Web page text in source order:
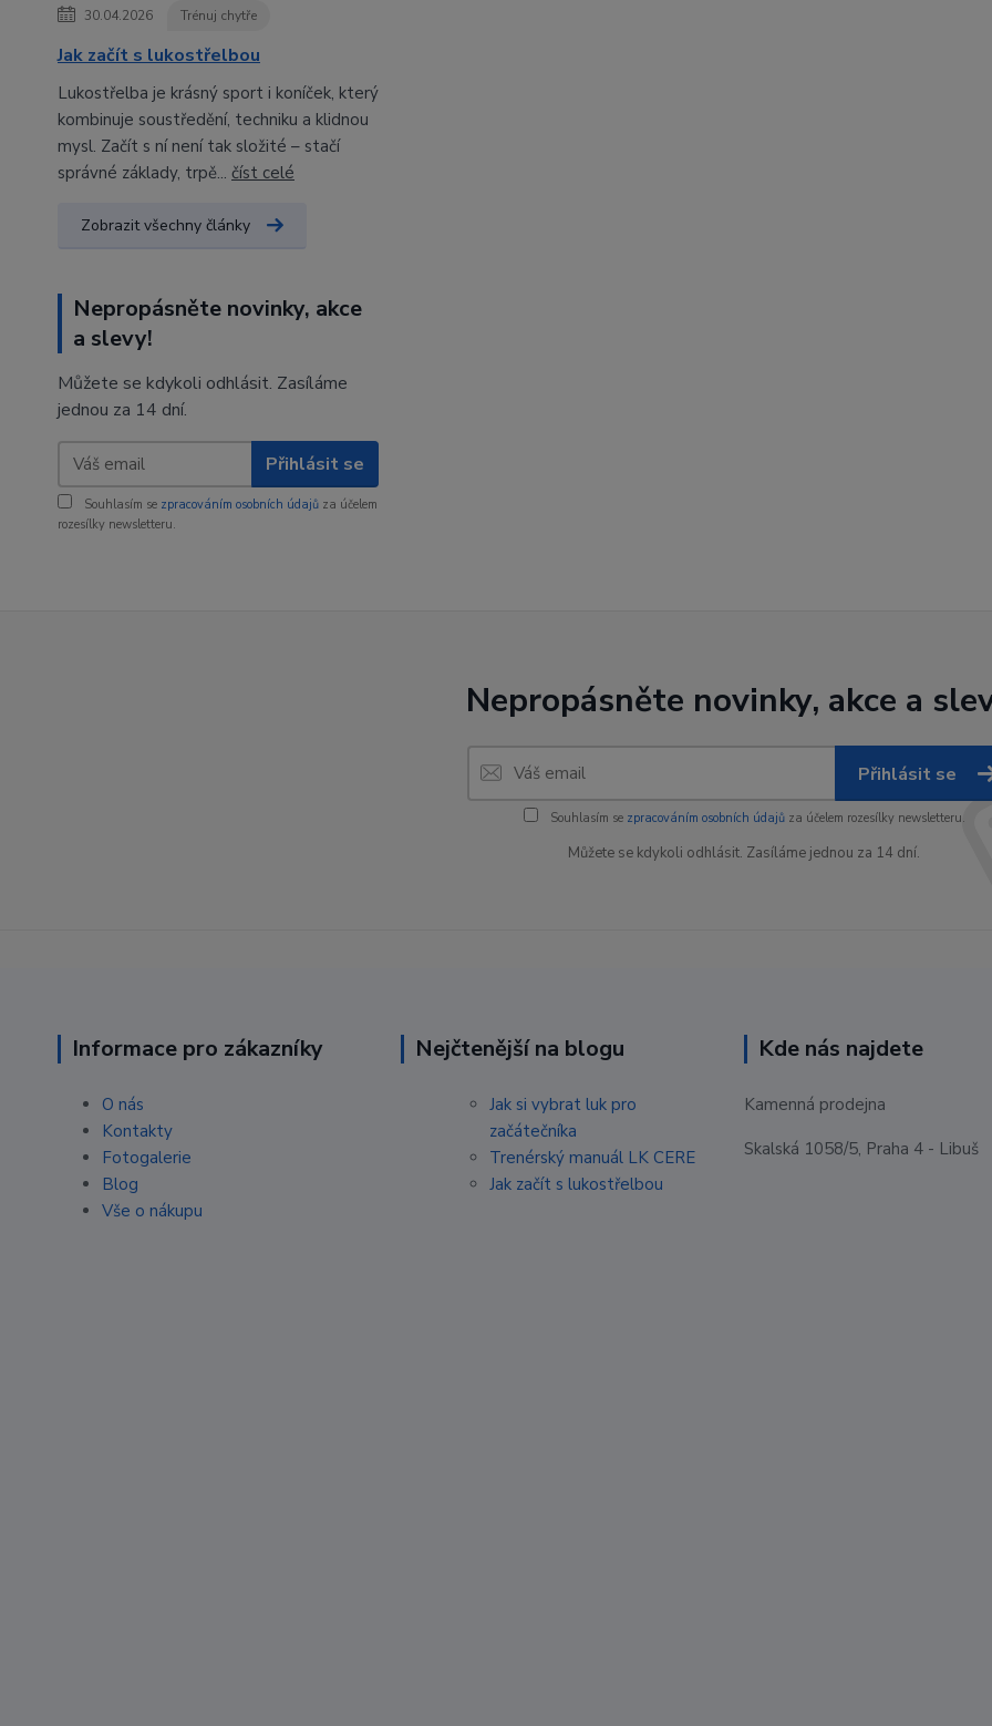
30.04.2026 Trénuj chytře
Jak začít s lukostřelbou
Lukostřelba je krásný sport i koníček, který
kombinuje soustředění, techniku a klidnou
mysl. Začít s ní není tak složité – stačí
správné základy, trpě... číst celé
Zobrazit všechny články
Nepropásněte novinky, akce
a slevy!
Můžete se kdykoli odhlásit. Zasíláme
jednou za 14 dní.
Přihlásit se
Souhlasím se zpracováním osobních údajů za účelem
rozesílky newsletteru.
Nepropásněte novinky, akce a
Přihlásit se
Souhlasím se zpracováním osobních údajůza účelem rozesílky newsletteru.
Můžete se kdykoli odhlásit. Zasíláme jednou za 14 dní.
Informace pro zákazníky
O nás
Kontakty
Fotogalerie
Blog
Vše o nákupu
Nejčtenější na blogu
Jak si vybrat luk pro
začátečníka
Trenérský manuál LK CERE
Jak začít s lukostřelbou
Kde nás najdete
Kamenná prodejna
Skalská 1058/5, Praha 4 - Libuš